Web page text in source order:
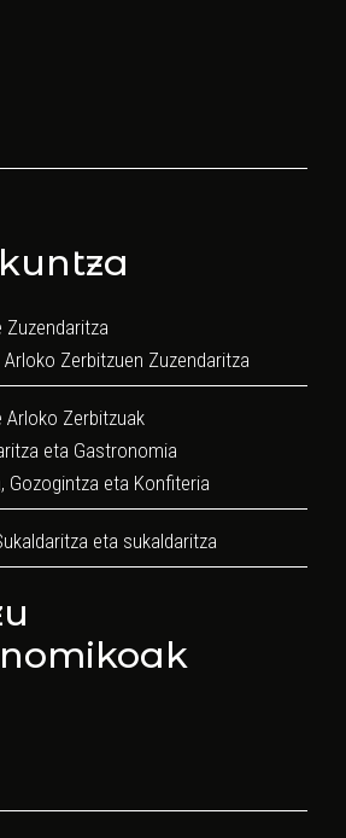
Zuzendaritza
Zerbitzuen Zuzendaritza
Arloko Zerbitzuak
eta Gastronomia
Gozogintza eta Konfiteria
eta sukaldaritza